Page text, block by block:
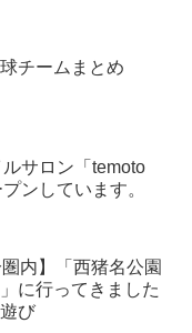
チームまとめ
サロン「temoto
ンしています。
内】「西猪名公園
に行ってきました
び